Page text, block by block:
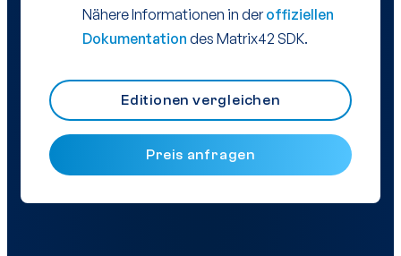
Nähere Informationen in deroffiziellen
Dokumentation des Matrix42 SDK.
Editionen vergleichen
Preis anfragen